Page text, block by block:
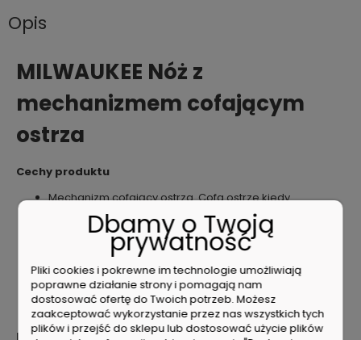
Opis
MILWAUKEE Nóż z
mechanizmem cofającym
ostrza
Cechy produktu
Mechanizm cofający ostrza. Cofa ostrze kiedy
zwalniamy przycisk
Możliwe dwie pozycje ostrzy dla kontroli głębokości
Schowek w rękojeści na 5 ostrzy
Wymiana ostrzy bez dodatkowych narzędzi –
oszczędność czasu
Wytrzymała metalowa obudowa Heavy Duty
Dane techniczne
Dbamy o Twoją
prywatność
Pliki cookies i pokrewne im technologie umożliwiają
poprawne działanie strony i pomagają nam
dostosować ofertę do Twoich potrzeb. Możesz
zaakceptować wykorzystanie przez nas wszystkich tych
plików i przejść do sklepu lub dostosować użycie plików